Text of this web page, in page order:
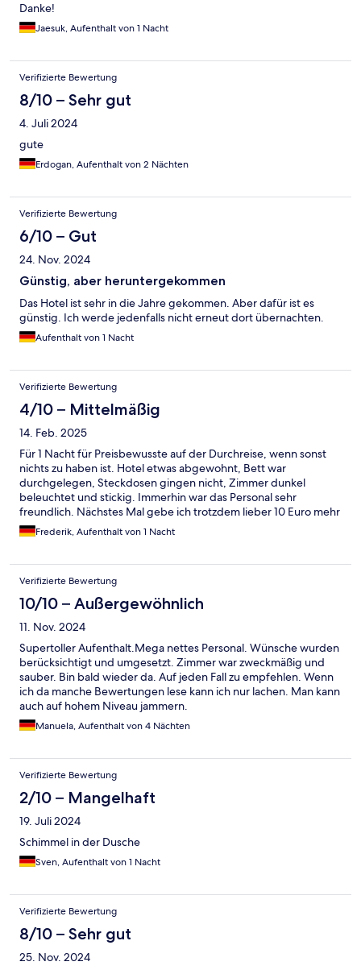
Danke!
Jaesuk, Aufenthalt von 1 Nacht
Verifizierte Bewertung
8/10 – Sehr gut
4. Juli 2024
gute
Erdogan, Aufenthalt von 2 Nächten
Verifizierte Bewertung
6/10 – Gut
24. Nov. 2024
Günstig, aber heruntergekommen
Das Hotel ist sehr in die Jahre gekommen. Aber dafür ist es
günstig. Ich werde jedenfalls nicht erneut dort übernachten.
Aufenthalt von 1 Nacht
Verifizierte Bewertung
4/10 – Mittelmäßig
14. Feb. 2025
Für 1 Nacht für Preisbewusste auf der Durchreise, wenn sonst
nichts zu haben ist. Hotel etwas abgewohnt, Bett war
durchgelegen, Steckdosen gingen nicht, Zimmer dunkel
beleuchtet und stickig. Immerhin war das Personal sehr
freundlich. Nächstes Mal gebe ich trotzdem lieber 10 Euro mehr
ausFrederik, Aufenthalt von 1 Nacht
Verifizierte Bewertung
10/10 – Außergewöhnlich
11. Nov. 2024
Supertoller Aufenthalt.Mega nettes Personal. Wünsche wurden
berücksichtigt und umgesetzt. Zimmer war zweckmäßig und
sauber. Bin bald wieder da. Auf jeden Fall zu empfehlen. Wenn
ich da manche Bewertungen lese kann ich nur lachen. Man kann
auch auf hohem Niveau jammern.
Manuela, Aufenthalt von 4 Nächten
Verifizierte Bewertung
2/10 – Mangelhaft
19. Juli 2024
Schimmel in der Dusche
Sven, Aufenthalt von 1 Nacht
Verifizierte Bewertung
8/10 – Sehr gut
25. Nov. 2024